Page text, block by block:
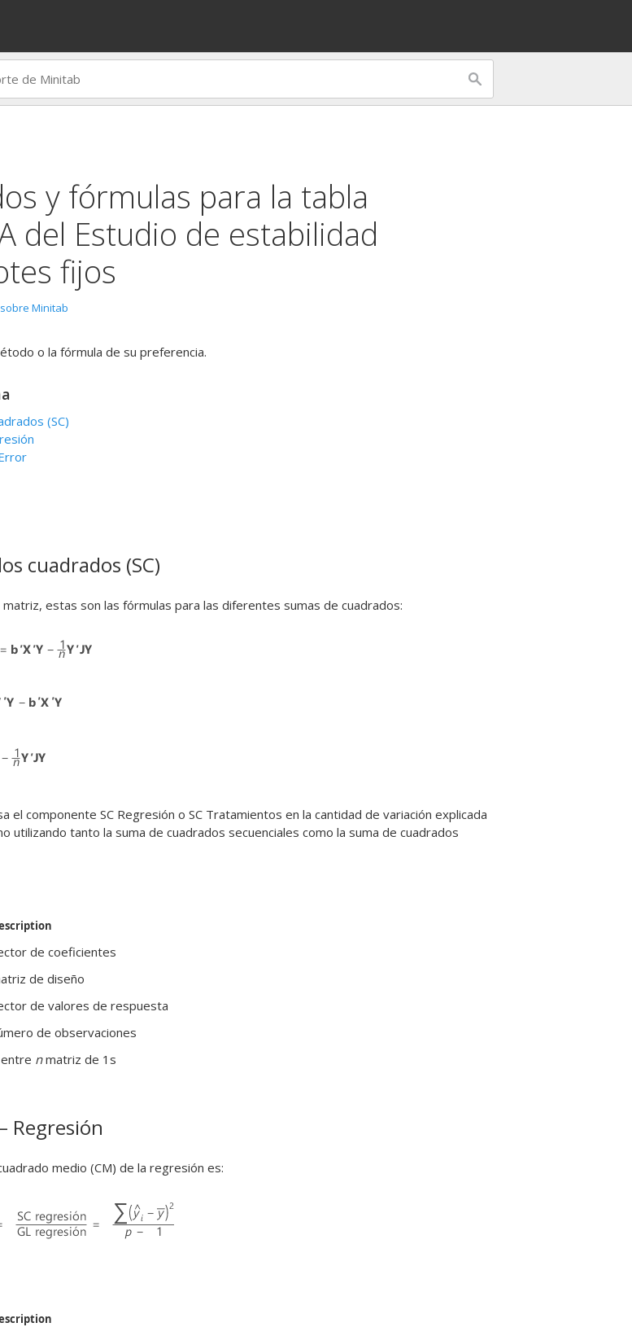
y fórmulas para la tabla
del Estudio de estabilidad
fijos
Minitab
o la fórmula de su preferencia.
(SC)
cuadrados (SC)
estas son las fórmulas para las diferentes sumas de cuadrados:
el componente SC Regresión o SC Tratamientos en la cantidad de variación explicada
utilizando tanto la suma de cuadrados secuenciales como la suma de cuadrados
de coeficientes
de diseño
de valores de respuesta
de observaciones
nmatriz de 1s
Regresión
medio (CM) de la regresión es: